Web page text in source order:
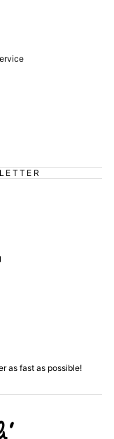
as fast as possible!